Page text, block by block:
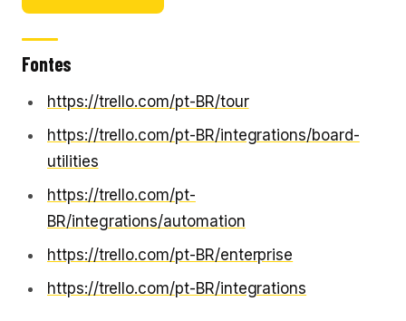
Fontes
https://trello.com/pt-BR/tour
https://trello.com/pt-BR/integrations/board-
utilities
https://trello.com/pt-
BR/integrations/automation
https://trello.com/pt-BR/enterprise
https://trello.com/pt-BR/integrations